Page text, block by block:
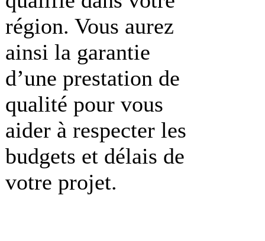
région. Vous aurez
ainsi la garantie
d’une prestation de
qualité pour vous
aider à respecter les
budgets et délais de
votre projet.